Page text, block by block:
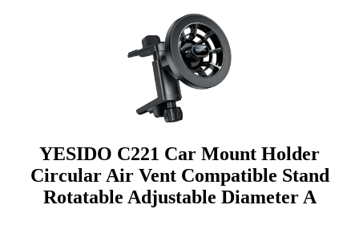
YESIDO C221 Car Mount Holder
Circular Air Vent Compatible Stand
Rotatable Adjustable Diameter A